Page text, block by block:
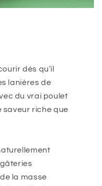
dès qu’il
lanières de
du vrai poulet
saveur riche que
la masse